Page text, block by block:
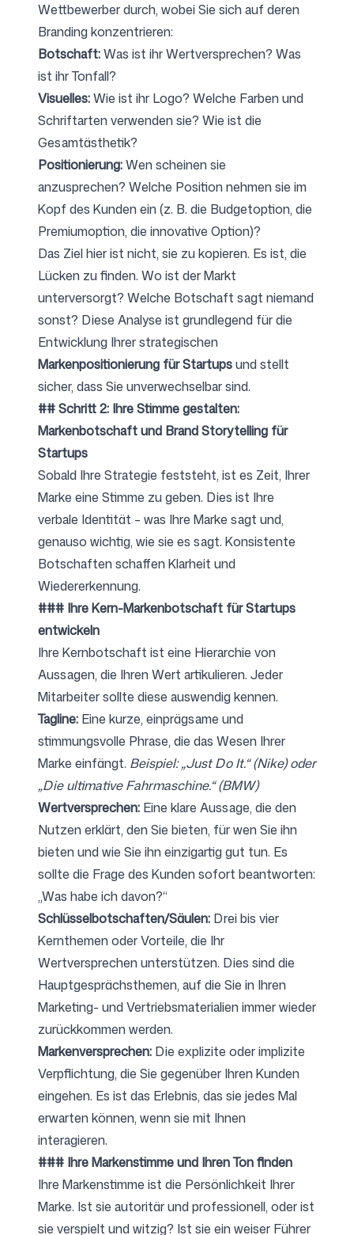
Wettbewerber durch, wobei Sie sich auf deren
Branding konzentrieren:
Botschaft:Was ist ihr Wertversprechen? Was
ist ihr Tonfall?
Visuelles:Wie ist ihr Logo? Welche Farben und
Schriftarten verwenden sie? Wie ist die
Gesamtästhetik?
Positionierung:Wen scheinen sie
anzusprechen? Welche Position nehmen sie im
Kopf des Kunden ein (z. B. die Budgetoption, die
Premiumoption, die innovative Option)?
Das Ziel hier ist nicht, sie zu kopieren. Es ist, die
Lücken zu finden. Wo ist der Markt
unterversorgt? Welche Botschaft sagt niemand
sonst? Diese Analyse ist grundlegend für die
Entwicklung Ihrer strategischen
Markenpositionierung für Startupsund stellt
sicher, dass Sie unverwechselbar sind.
## Schritt 2: Ihre Stimme gestalten:
Markenbotschaft und Brand Storytelling für
Startups
Sobald Ihre Strategie feststeht, ist es Zeit, Ihrer
Marke eine Stimme zu geben. Dies ist Ihre
verbale Identität – was Ihre Marke sagt und,
genauso wichtig, wie sie es sagt. Konsistente
Botschaften schaffen Klarheit und
Wiedererkennung.
### Ihre Kern-Markenbotschaft für Startups
entwickeln
Ihre Kernbotschaft ist eine Hierarchie von
Aussagen, die Ihren Wert artikulieren. Jeder
Mitarbeiter sollte diese auswendig kennen.
Tagline: Eine kurze, einprägsame und
stimmungsvolle Phrase, die das Wesen Ihrer
Marke einfängt. Beispiel: „Just Do It.“ (Nike) oder
„Die ultimative Fahrmaschine.“ (BMW)
Wertversprechen: Eine klare Aussage, die den
Nutzen erklärt, den Sie bieten, für wen Sie ihn
bieten und wie Sie ihn einzigartig gut tun. Es
sollte die Frage des Kunden sofort beantworten:
„Was habe ich davon?“
Schlüsselbotschaften/Säulen: Drei bis vier
Kernthemen oder Vorteile, die Ihr
Wertversprechen unterstützen. Dies sind die
Hauptgesprächsthemen, auf die Sie in Ihren
Marketing- und Vertriebsmaterialien immer wieder
zurückkommen werden.
Markenversprechen: Die explizite oder implizite
Verpflichtung, die Sie gegenüber Ihren Kunden
eingehen. Es ist das Erlebnis, das sie jedes Mal
erwarten können, wenn sie mit Ihnen
interagieren.
### Ihre Markenstimme und Ihren Ton finden
Ihre Markenstimme ist die Persönlichkeit Ihrer
Marke. Ist sie autoritär und professionell, oder ist
sie verspielt und witzig? Ist sie ein weiser Führer